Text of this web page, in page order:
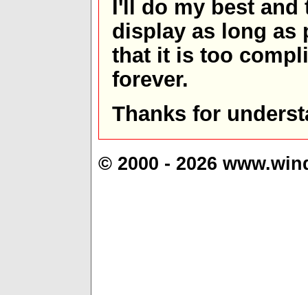
I'll do my best
display as long as
that it is too
forever.
Thanks for
© 2000 - 2026